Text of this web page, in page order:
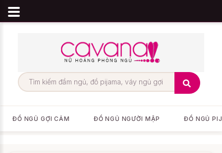
ĐỒ NGỦ GỢI CẢM ĐỒ NGỦ NGƯỜI MẬP ĐỒ NGỦ